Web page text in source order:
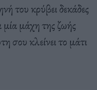
του κρύβει δεκάδες
μάχη της ζωής
σου κλείνει το μάτι